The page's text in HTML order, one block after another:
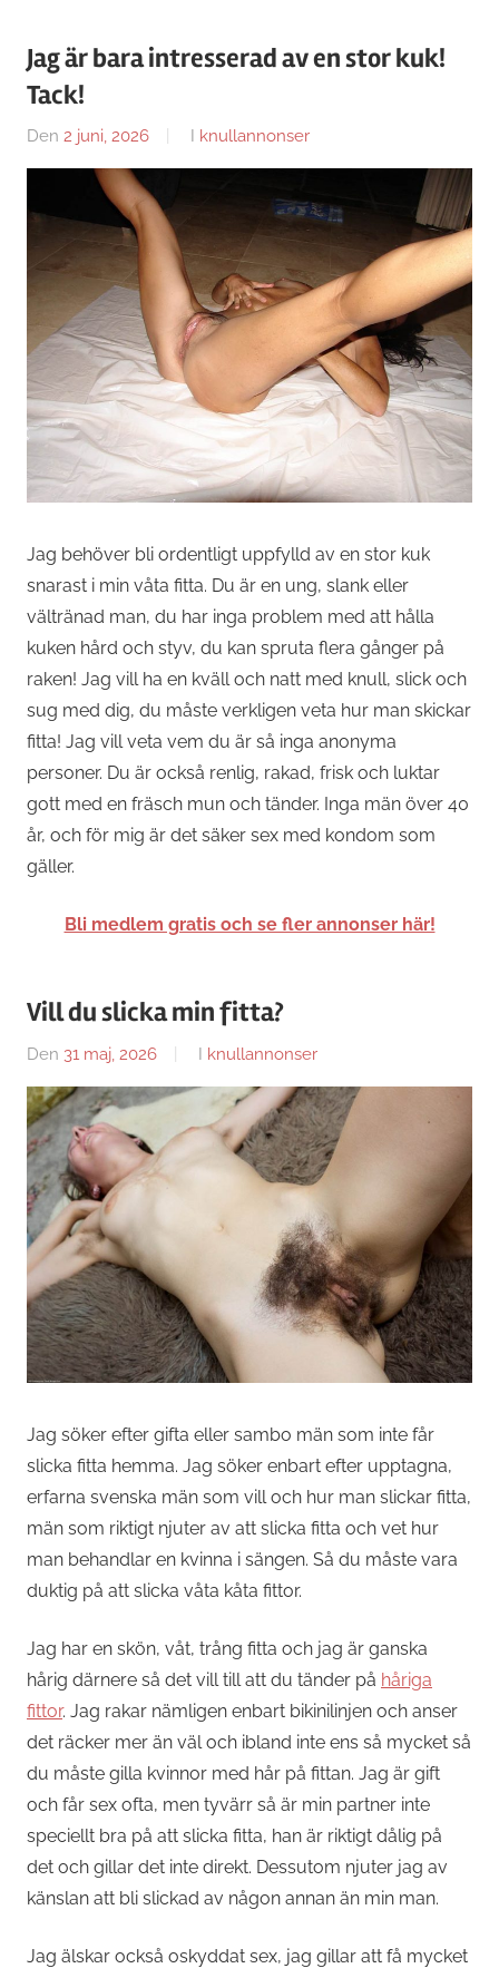
Jag är bara intresserad av en stor kuk!
Tack!
Den 2 juni, 2026
Av
Caroline
knullannonser
Jag behöver bli ordentligt uppfylld av en stor kuk
snarast i min våta fitta. Du är en ung, slank eller
vältränad man, du har inga problem med att hålla
kuken hård och styv, du kan spruta flera gånger på
raken! Jag vill ha en kväll och natt med knull, slick och
sug med dig, du måste verkligen veta hur man skickar
fitta! Jag vill veta vem du är så inga anonyma
personer. Du är också renlig, rakad, frisk och luktar
gott med en fräsch mun och tänder. Inga män över 40
år, och för mig är det säker sex med kondom som
gäller.
Bli medlem gratis och se fler annonser här!
Vill du slicka min fitta?
Den 31 maj, 2026
Av
Caroline
I knullannonser
Jag söker efter gifta eller sambo män som inte får
slicka fitta hemma. Jag söker enbart efter upptagna,
erfarna svenska män som vill och hur man slickar fitta,
män som riktigt njuter av att slicka fitta och vet hur
man behandlar en kvinna i sängen. Så du måste vara
duktig på att slicka våta kåta fittor.
Jag har en skön, våt, trång fitta och jag är ganska
hårig därnere så det vill till att du tänder på håriga
fittor. Jag rakar nämligen enbart bikinilinjen och anser
det räcker mer än väl och ibland inte ens så mycket så
du måste gilla kvinnor med hår på fittan. Jag är gift
och får sex ofta, men tyvärr så är min partner inte
speciellt bra på att slicka fitta, han är riktigt dålig på
det och gillar det inte direkt. Dessutom njuter jag av
känslan att bli slickad av någon annan än min man.
Jag älskar också oskyddat sex, jag gillar att få mycket